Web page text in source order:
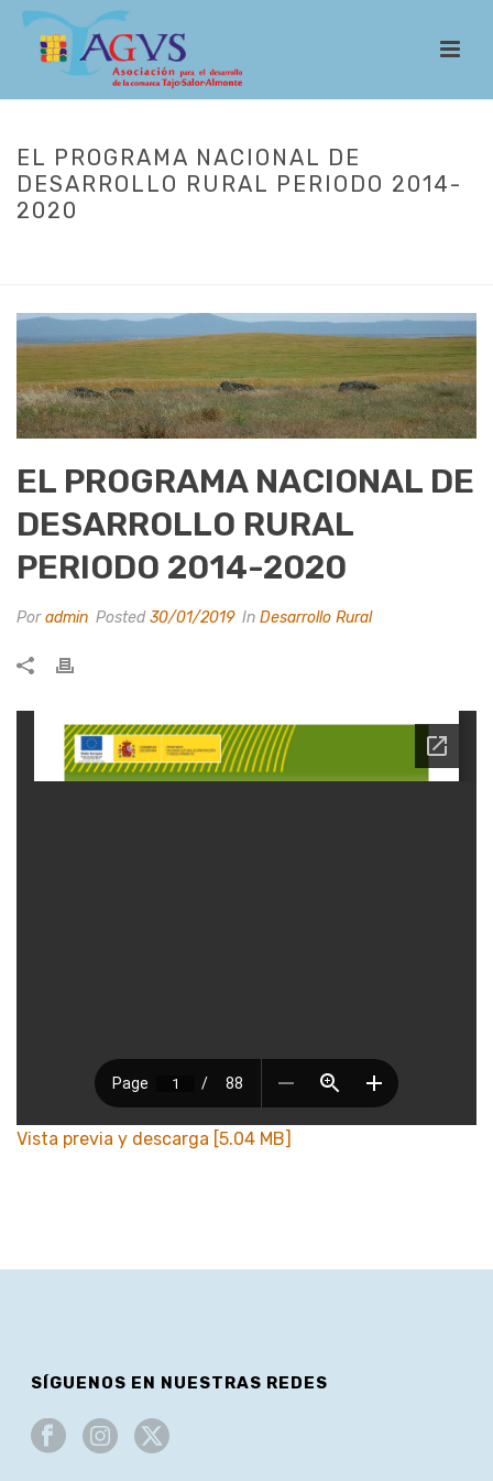
EL PROGRAMA NACIONAL DE
DESARROLLO RURAL PERIODO 2014-
2020
EL PROGRAMA NACIONAL DE
DESARROLLO RURAL
PERIODO 2014-2020
Poradmin Posted30/01/2019 In Desarrollo Rural
Vista previa y descarga [5.04 MB]
SÍGUENOS EN NUESTRAS REDES